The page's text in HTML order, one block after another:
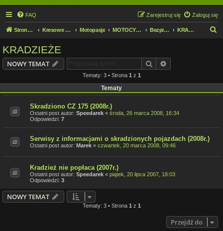
FAQ Zaloguj się
Zarejestruj się
Strona domowa Kresowe forum motocyklowe Motopasje MOTOCYKLIŚCI DZIECIOM. Bezpieczeństwo KRADZIEŻE
KRADZIEŻE
NOWY TEMAT Szukaj
Tematy: 3 • Strona 1 z 1
Tematy
Skradziono CZ 175 (2008r.)
Ostatni post autor: Speedarek « środa, 26 marca 2008, 16:34
Odpowiedzi: 7
Serwisy z informacjami o skradzionych pojazdach (2008r.)
Ostatni post autor: Marek « czwartek, 20 marca 2008, 09:46
Kradzież nie popłaca (2007r.)
Ostatni post autor: Speedarek « piątek, 20 lipca 2007, 18:03
Odpowiedzi: 3
NOWY TEMAT
Tematy: 3 • Strona 1 z 1
Przejdź do